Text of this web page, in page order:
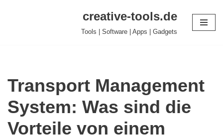
creative-tools.de
Tools | Software | Apps | Gadgets
Transport Management
System: Was sind die
Vorteile von einem